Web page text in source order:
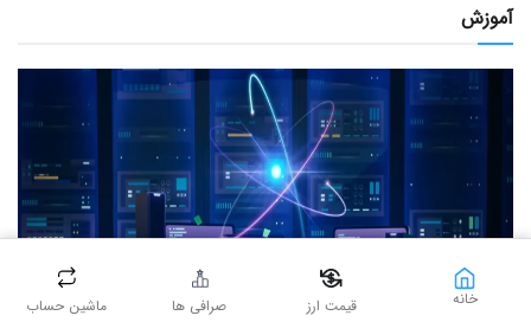
آموزش
خانه قیمت ارز صرافی ها ماشین حساب